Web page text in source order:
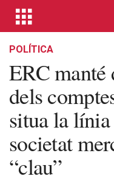
POLÍTICA
ERC manté
dels
situa la
societat
“clau”